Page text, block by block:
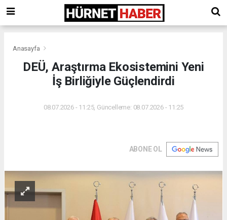
Anasayfa
DEÜ, Araştırma Ekosistemini Yeni
İş Birliğiyle Güçlendirdi
08.07.2026 - 11:25, Güncelleme: 08.07.2026 - 11:25
ABONE OL